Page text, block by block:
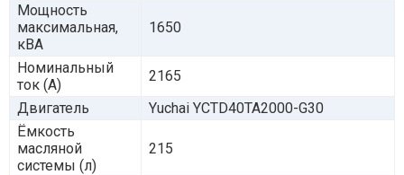
Мощность
максимальная,
кВА
1650
Номинальный
ток (А)
2165
Двигатель
Yuchai YCTD40TA2000-G30
Ёмкость
масляной
системы (л)
215